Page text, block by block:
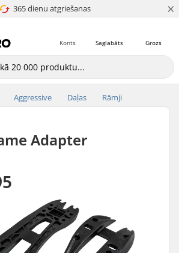
365 dienu atgriešanas
4.8 no 5 ×
Grozs
Saglabāts
Konts
Aggressive Daļas Rāmji
Adapter